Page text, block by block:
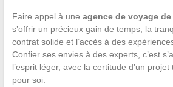
Faire appel à une agence de voyage
s’offrir un précieux gain de temps, la
contrat solide et l’accès à des
Confier ses envies à des experts, c’est
l’esprit léger, avec la certitude d’un
pour soi.